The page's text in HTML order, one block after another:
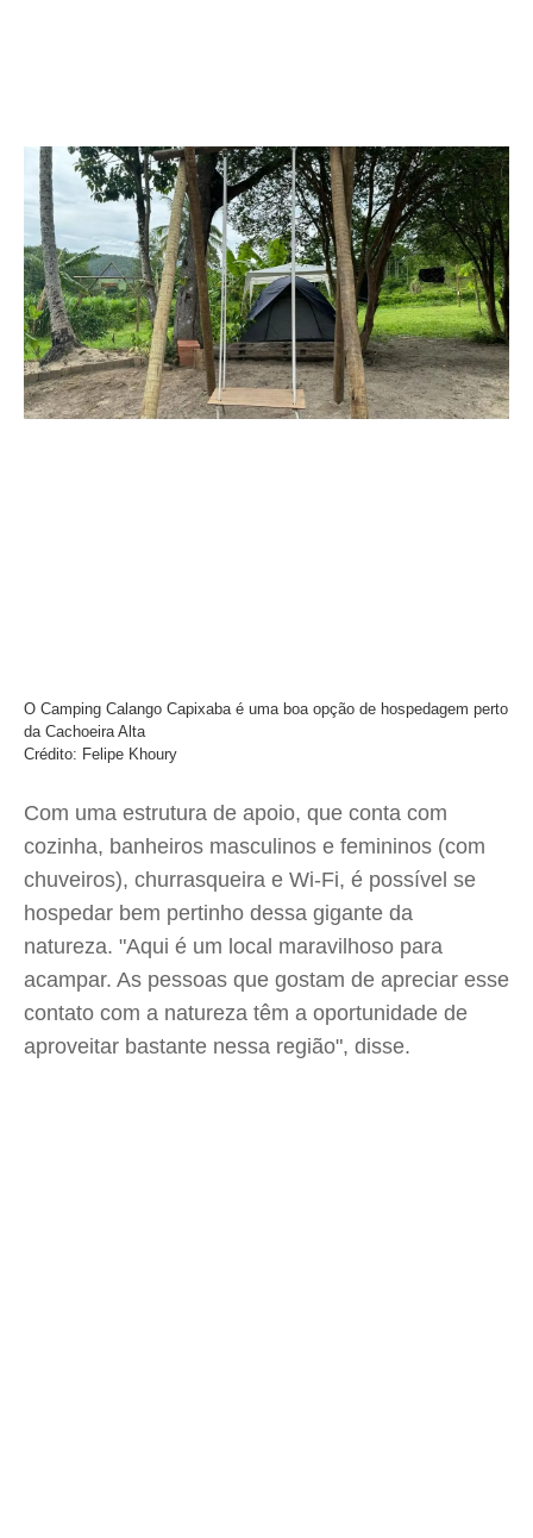
O Camping Calango Capixaba é uma boa opção de hospedagem perto
da Cachoeira Alta
Crédito: Felipe Khoury
Com uma estrutura de apoio, que conta com
cozinha, banheiros masculinos e femininos (com
chuveiros), churrasqueira e Wi-Fi, é possível se
hospedar bem pertinho dessa gigante da
natureza. "Aqui é um local maravilhoso para
acampar. As pessoas que gostam de apreciar esse
contato com a natureza têm a oportunidade de
aproveitar bastante nessa região", disse.